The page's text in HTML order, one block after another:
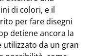
di colori, e il
per fare disegni
detiene ancora la
utilizzato da un gran